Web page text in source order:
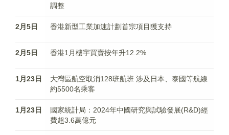
調整
2月5日 香港新型工業加速計劃首宗項目獲支持
2月5日 香港1月樓宇買賣按年升12.2%
1月23日
大灣區航空取消128班航班 涉及日本、泰國等航線
約5500名乘客
1月23日
國家統計局：2024年中國研究與試驗發展(R&D)經
費超3.6萬億元